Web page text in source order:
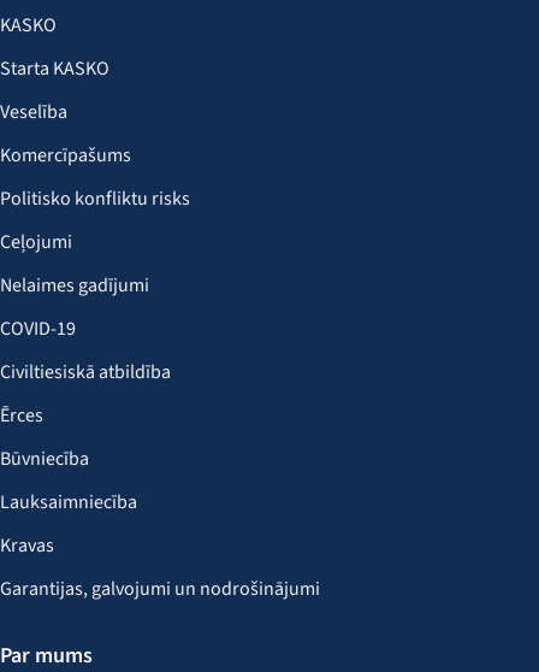
KASKO
Starta KASKO
Veselība
Komercīpašums
Politisko konfliktu risks
Ceļojumi
Nelaimes gadījumi
COVID-19
Civiltiesiskā atbildība
Ērces
Būvniecība
Lauksaimniecība
Kravas
Garantijas, galvojumi un nodrošinājumi
Par mums